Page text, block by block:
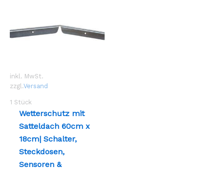
inkl. MwSt.
zzgl.Versand
1 Stück
Wetterschutz mit
Satteldach 60cm x
18cm| Schalter,
Steckdosen,
Sensoren &